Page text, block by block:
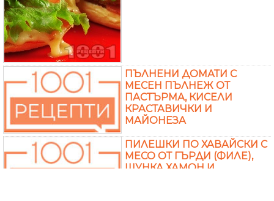
ПЪЛНЕНИ ДОМАТИ С
МЕСЕН ПЪЛНЕЖ ОТ
ПАСТЪРМА, КИСЕЛИ
КРАСТАВИЧКИ И
МАЙОНЕЗА
ПИЛЕШКИ ПО ХАВАЙСКИ С
МЕСО ОТ ГЪРДИ (ФИЛЕ),
ШУНКА ХАМОН И